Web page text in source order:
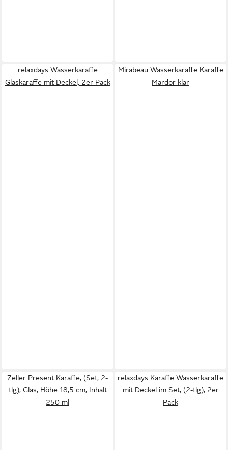
relaxdays Wasserkaraffe
Glaskaraffe mit Deckel, 2er Pack
Mirabeau Wasserkaraffe Karaffe
Mardor klar
Zeller Present Karaffe, (Set, 2-
tlg), Glas, Höhe 18,5 cm, Inhalt
250 ml
relaxdays Karaffe Wasserkaraffe
mit Deckel im Set, (2-tlg), 2er
Pack